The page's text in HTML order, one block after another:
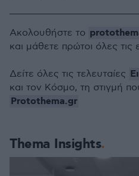
Thema Insights
Ακολουθήστε το
και μάθετε πρώτοι όλες τις
Δείτε όλες τις τελευταίες
και τον Κόσμο, τη στιγμή
Protothema.gr